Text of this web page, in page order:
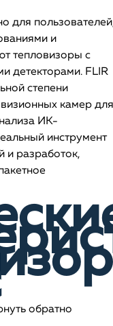
для
и
тепловизоры с
детекторами. FLIR
степени
камер для
ИК-
инструмент
и разработок,
обратно